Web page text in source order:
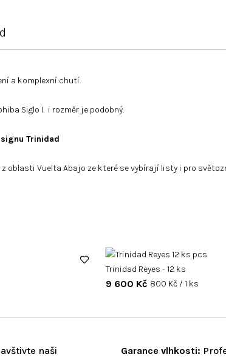
naši
Garance vlhkosti:
a komplexní chutí.
Siglo I. i rozměr je podobný.
Trinidad
Vuelta Abajo ze které se vybírají listy i pro
Trinidad Reyes - 12 ks
9 600 Kč Měrná
800 Kč / 1 ks